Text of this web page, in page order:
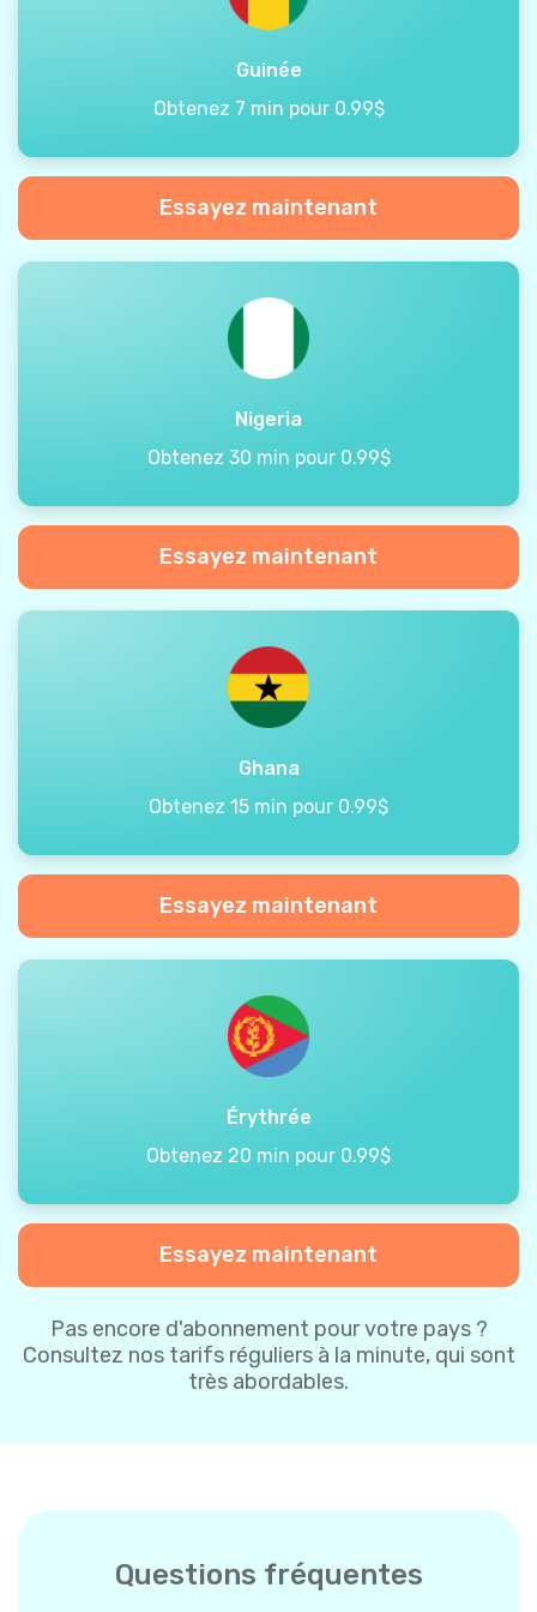
Guinée
Obtenez 7 min pour 0.99$
Essayez maintenant
Nigeria
Obtenez 30 min pour 0.99$
Essayez maintenant
Ghana
Obtenez 15 min pour 0.99$
Essayez maintenant
Érythrée
Obtenez 20 min pour 0.99$
Essayez maintenant
Pas encore d'abonnement pour votre pays ?
Consultez nos tarifs réguliers à la minute, qui sont
très abordables.
Questions fréquentes